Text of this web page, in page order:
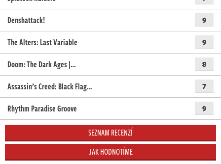
Denshattack! 9
The Alters: Last Variable 9
Doom: The Dark Ages |… 8
Assassin’s Creed: Black Flag… 7
Rhythm Paradise Groove 9
SEZNAM RECENZÍ
JAK HODNOTÍME